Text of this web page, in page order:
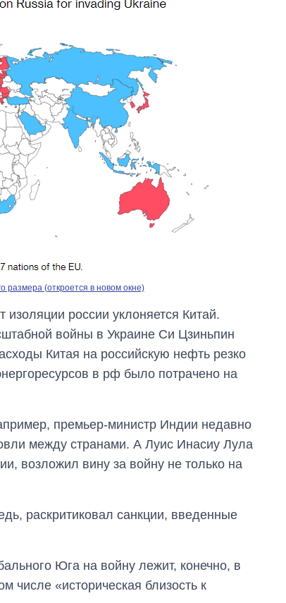
размера (откроется в новом окне)
россии уклоняется Китай.
войны в Украине Си Цзиньпин
Китая на российскую нефть резко
в рф было потрачено на
премьер-министр Индии недавно
между странами. А Луис Инасиу Лула
возложил вину за войну не только на
раскритиковал санкции, введенные
Юга на войну лежит, конечно, в
числе «историческая близость к